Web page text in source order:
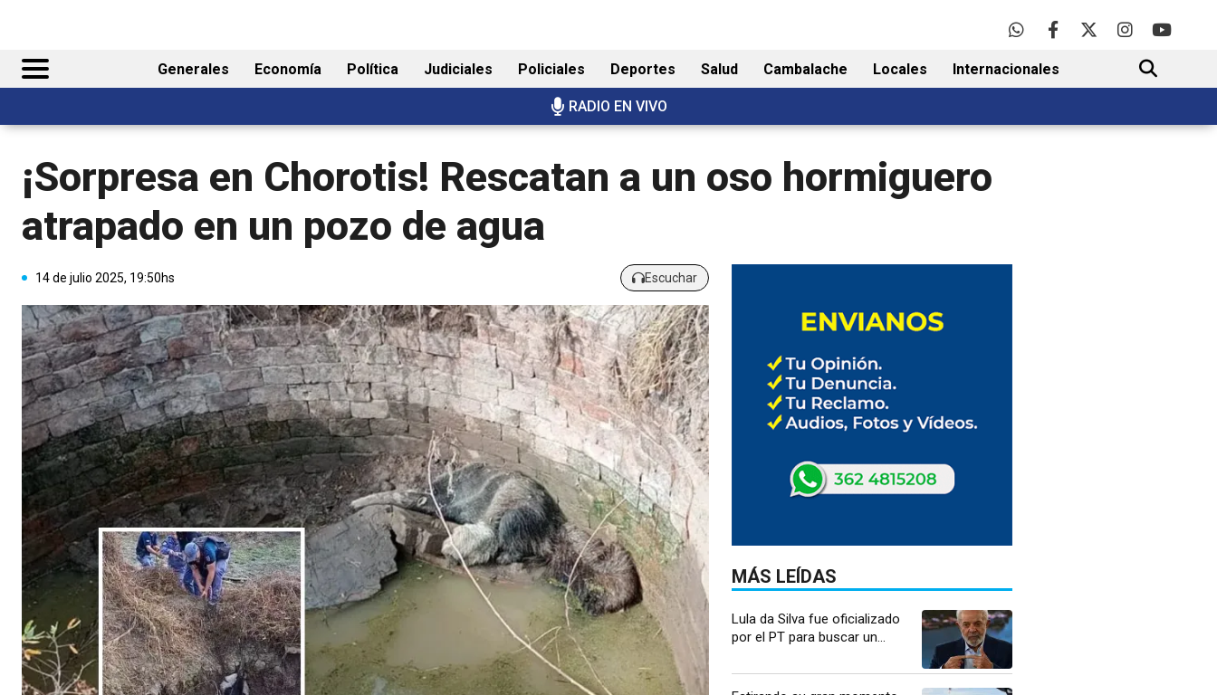
Generales Economía Política Judiciales Policiales Deportes Salud Cambalache Locales Internacionales
RADIO EN VIVO
BUSCAR
¡Sorpresa en Chorotis! Rescatan a un oso hormiguero
atrapado en un pozo de agua
14 de julio 2025, 19:50hs Escuchar
MÁS LEÍDAS
Lula da Silva fue oficializado
por el PT para buscar un...